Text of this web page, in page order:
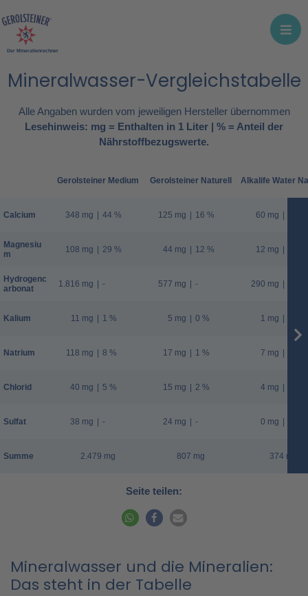
Der Mineralienrechner
Mineralwasser-Vergleichstabelle
Alle Angaben wurden vom jeweiligen Hersteller übernommen
Lesehinweis: mg = Enthalten in 1 Liter | % = Anteil der
Nährstoffbezugswerte.
Calcium
Magnesiu
m
Hydrogenc
arbonat
Kalium
Natrium
Chlorid
Sulfat
Summe
Gerolsteiner Medium
348 mg | 44 %
108 mg | 29 %
1.816 mg | -
11 mg | 1 %
118 mg | 8 %
40 mg | 5 %
38 mg | -
2.479 mg
Gerolsteiner Naturell
125 mg | 16 %
44 mg | 12 %
577 mg | -
5 mg | 0 %
17 mg | 1 %
15 mg | 2 %
24 mg | -
807 mg
Alkalife Water
60 mg |
12 mg |
290 mg |
1 mg |
7 mg |
4 mg |
0 mg |
374 mg
Seite teilen:
Mineralwasser und die Mineralien:
Das steht in der Tabelle